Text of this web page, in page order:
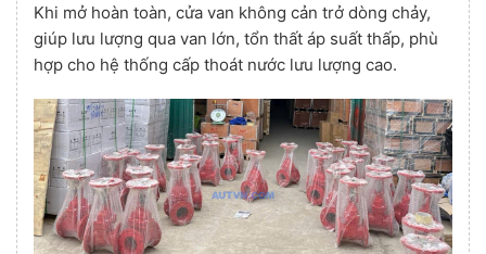
Khi mở hoàn toàn, cửa van không cản trở dòng chảy,
giúp lưu lượng qua van lớn, tổn thất áp suất thấp, phù
hợp cho hệ thống cấp thoát nước lưu lượng cao.